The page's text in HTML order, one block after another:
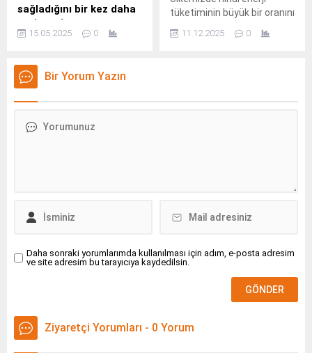
sağladığını bir kez daha
teyit etti
Kaspersky Endpoint
edilen Kaspersky Next EDR
Foundations, AV-
odaklı sızma testinde bir
15.05.2025 0
tüketiminin büyük bir oranını
gazlarının belli bir
11.12.2025 0
Bir Yorum Yazın
Daha sonraki yorumlarımda kullanılması için adım, e-posta adresim
ve site adresim bu tarayıcıya kaydedilsin.
Ziyaretçi Yorumları - 0 Yorum